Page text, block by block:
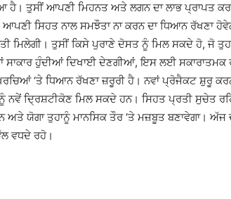
ਤੁਸੀਂ ਆਪਣੀ ਮਿਹਨਤ ਅਤੇ ਲਗਨ ਦਾ ਲਾਭ ਪ੍ਰਾਪਤ
ਸਿਹਤ ਨਾਲ ਸਮਝੌਤਾ ਨਾ ਕਰਨ ਦਾ ਧਿਆਨ ਰੱਖਣਾ
ਮਿਲੇਗੀ। ਤੁਸੀਂ ਕਿਸੇ ਪੁਰਾਣੇ ਦੋਸਤ ਨੂੰ ਮਿਲ ਸਕਦੇ ਹੋ, ਜੋ
ਸਾਕਾਰ ਹੁੰਦੀਆਂ ਦਿਖਾਈ ਦੇਣਗੀਆਂ, ਇਸ ਲਈ
‘ਤੇ ਧਿਆਨ ਰੱਖਣਾ ਜ਼ਰੂਰੀ ਹੈ। ਨਵਾਂ ਪ੍ਰੋਜੈਕਟ ਸ਼ੁਰੂ
ਨਵੇਂ ਦ੍ਰਿਸ਼ਟੀਕੋਣ ਮਿਲ ਸਕਦੇ ਹਨ। ਸਿਹਤ ਪ੍ਰਤੀ ਸੁਚੇਤ
ਯੋਗਾ ਤੁਹਾਨੂੰ ਮਾਨਸਿਕ ਤੌਰ ‘ਤੇ ਮਜ਼ਬੂਤ ​​ਬਣਾਵੇਗਾ। ਅੱਜ
ਵਧਦੇ ਰਹੋ।